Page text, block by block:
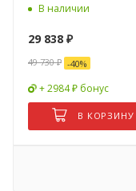
В наличии
29 838 ₽
49 730₽ -40%
+ 2984 ₽ бонус
В КОРЗИНУ